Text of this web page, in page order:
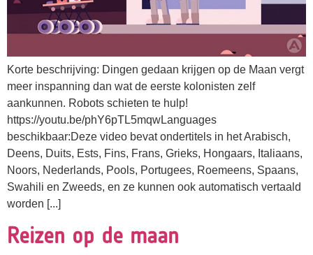
Korte beschrijving: Dingen gedaan krijgen op de Maan vergt
meer inspanning dan wat de eerste kolonisten zelf
aankunnen. Robots schieten te hulp!
https://youtu.be/phY6pTL5mqwLanguages
beschikbaar:Deze video bevat ondertitels in het Arabisch,
Deens, Duits, Ests, Fins, Frans, Grieks, Hongaars, Italiaans,
Noors, Nederlands, Pools, Portugees, Roemeens, Spaans,
Swahili en Zweeds, en ze kunnen ook automatisch vertaald
worden [...]
Reizen op de maan